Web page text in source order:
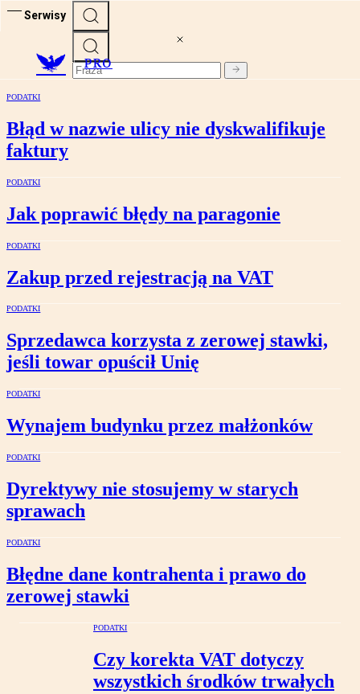
Serwisy
PRO
PODATKI
Błąd w nazwie ulicy nie dyskwalifikuje
faktury
PODATKI
Jak poprawić błędy na paragonie
PODATKI
Zakup przed rejestracją na VAT
PODATKI
Sprzedawca korzysta z zerowej stawki,
jeśli towar opuścił Unię
PODATKI
Wynajem budynku przez małżonków
PODATKI
Dyrektywy nie stosujemy w starych
sprawach
PODATKI
Błędne dane kontrahenta i prawo do
zerowej stawki
PODATKI
Czy korekta VAT dotyczy
wszystkich środków trwałych